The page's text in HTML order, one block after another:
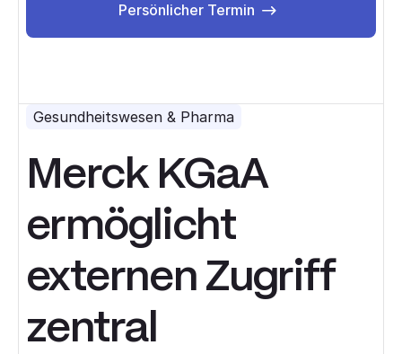
Persönlicher Termin
Gesundheitswesen & Pharma
Merck KGaA
ermöglicht
externen Zugriff
zentral